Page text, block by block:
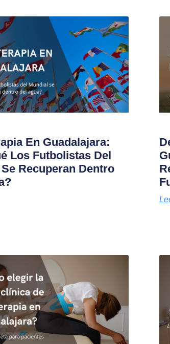
En Guadalajara:
Los Futbolistas Del
Recuperan Dentro